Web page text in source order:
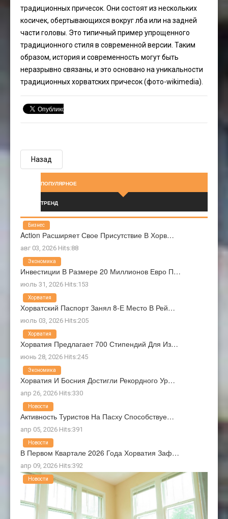
традиционных причесок. Они состоят из нескольких
косичек, обертывающихся вокруг лба или на задней
части головы. Это типичный пример упрощенного
традиционного стиля в современной версии. Таким
образом, история и современность могут быть
неразрывно связаны, и это основано на уникальности
традиционных хорватских причесок (фото-wikimedia).
Назад
ПОПУЛЯРНОЕ
ТРЕНД
Action Расширяет Свое Присутствие В Хорв…
авг 03, 2026 Hits:88
Бизнес
Инвестиции В Размере 20 Миллионов Евро П…
июль 31, 2026 Hits:153
Экономика
Хорватский Паспорт Занял 8-Е Место В Рей…
июль 03, 2026 Hits:205
Хорватия
Хорватия Предлагает 700 Стипендий Для Из…
июнь 28, 2026 Hits:245
Хорватия
Хорватия И Босния Достигли Рекордного Ур…
апр 26, 2026 Hits:330
Экономика
Активность Туристов На Пасху Способствуе…
апр 05, 2026 Hits:391
Новости
В Первом Квартале 2026 Года Хорватия Заф…
апр 09, 2026 Hits:392
Новости
Новости